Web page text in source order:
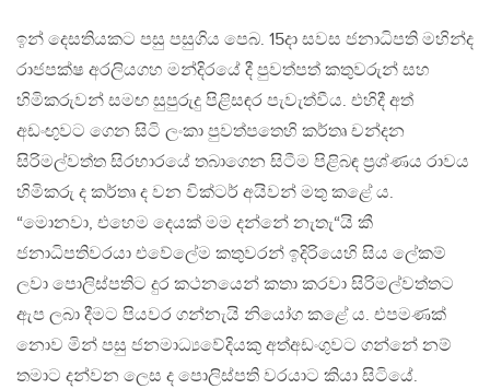
ඉන් දෙසතියකට පසු පසුගිය පෙබ. 15දා සවස ජනාධිපති මහින්ද
රාජපක්ෂ අරලියගහ මන්දිරයේ දී පුවත්පත් කතුවරුන් සහ
හිමිකරුවන් සමඟ සුපුරුදු පිළිසඳර පැවැත්වීය. එහිදී අත්
අඩංඟුවට ගෙන සිටි ලංකා පුවත්පතෙහි කර්තෘ චන්දන
සිරිමල්වත්ත සිරභාරයේ තබාගෙන සිටීම පිළිබඳ ප්‍රශ්ණය රාවය
හිමිකරු ද කර්තෘ ද වන වික්ටර් අයිවන් මතු කළේ ය.
“මොනවා, එහෙම දෙයක් මම දන්නේ නැතැ“යි කී
ජනාධිපතිවරයා එවේලේම කතුවරන් ඉදිරියෙහි සිය ලේකම්
ලවා පොලිස්පතිට දුර කථනයෙන් කතා කරවා සිරිමල්වත්තට
ඇප ලබා දීමට පියවර ගන්නැයි නියෝග කළේ ය. එපමණක්
නොව මින් පසු ජනමාධ්‍යවේදියකු අත්අඩංගුවට ගන්නේ නම්
තමාට දන්වන ලෙස ද පොලිස්පති වරයාට කියා සිටියේ.